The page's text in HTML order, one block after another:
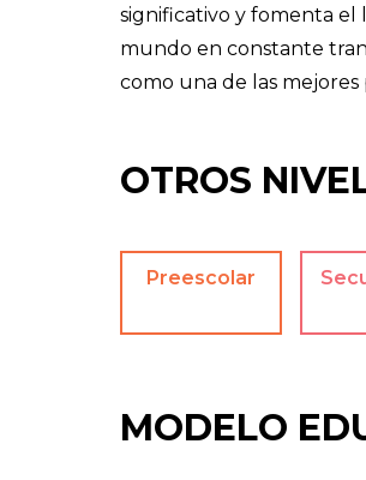
significativo y fomenta el
mundo en constante
como una de las
OTROS
Preescolar
MODELO